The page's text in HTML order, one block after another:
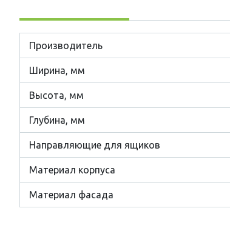
Производитель
Ширина, мм
Высота, мм
Глубина, мм
Направляющие для ящиков
Материал корпуса
Материал фасада